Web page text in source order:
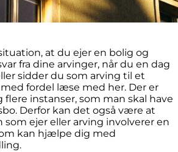
at du ejer en bolig og
fra dine arvinger, når du en dag
sidder du som arving til et
fordel læse med her. Der er
flere instanser, som man skal have
Derfor kan det også være at
ejer eller arving involverer en
kan hjælpe dig med